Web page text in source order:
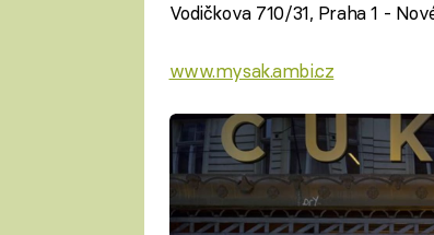
Vodičkova 710/31, Praha 1 -
www.mysak.ambi.cz